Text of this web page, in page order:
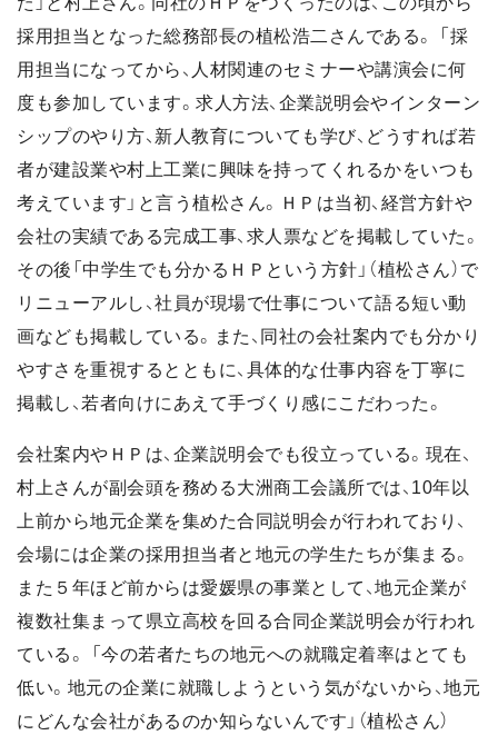
採用担当となった総務部長の植松浩二さんである。 「採
用担当になってから、人材関連のセミナーや講演会に何
度も参加しています。求人方法、企業説明会やインターン
シップのやり方、新人教育についても学び、どうすれば若
者が建設業や村上工業に興味を持ってくれるかをいつも
考えています」と言う植松さん。ＨＰは当初、経営方針や
会社の実績である完成工事、求人票などを掲載していた。
その後「中学生でも分かるＨＰという方針」（植松さん）で
リニューアルし、社員が現場で仕事について語る短い動
画なども掲載している。また、同社の会社案内でも分かり
やすさを重視するとともに、具体的な仕事内容を丁寧に
掲載し、若者向けにあえて手づくり感にこだわった。
会社案内やＨＰは、企業説明会でも役立っている。現在、
村上さんが副会頭を務める大洲商工会議所では、10年以
上前から地元企業を集めた合同説明会が行われており、
会場には企業の採用担当者と地元の学生たちが集まる。
また５年ほど前からは愛媛県の事業として、地元企業が
複数社集まって県立高校を回る合同企業説明会が行われ
ている。 「今の若者たちの地元への就職定着率はとても
低い。地元の企業に就職しようという気がないから、地元
にどんな会社があるのか知らないんです」（植松さん）